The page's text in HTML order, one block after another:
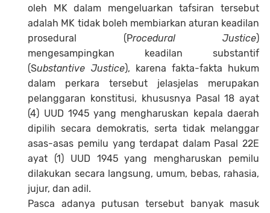
oleh MK dalam mengeluarkan tafsiran tersebut
adalah MK tidak boleh membiarkan aturan keadilan
prosedural (Procedural Justice)
mengesampingkan keadilan substantif
(Substantive Justice), karena fakta-fakta hukum
dalam perkara tersebut jelasjelas merupakan
pelanggaran konstitusi, khususnya Pasal 18 ayat
(4) UUD 1945 yang mengharuskan kepala daerah
dipilih secara demokratis, serta tidak melanggar
asas-asas pemilu yang terdapat dalam Pasal 22E
ayat (1) UUD 1945 yang mengharuskan pemilu
dilakukan secara langsung, umum, bebas, rahasia,
jujur, dan adil.
Pasca adanya putusan tersebut banyak masuk